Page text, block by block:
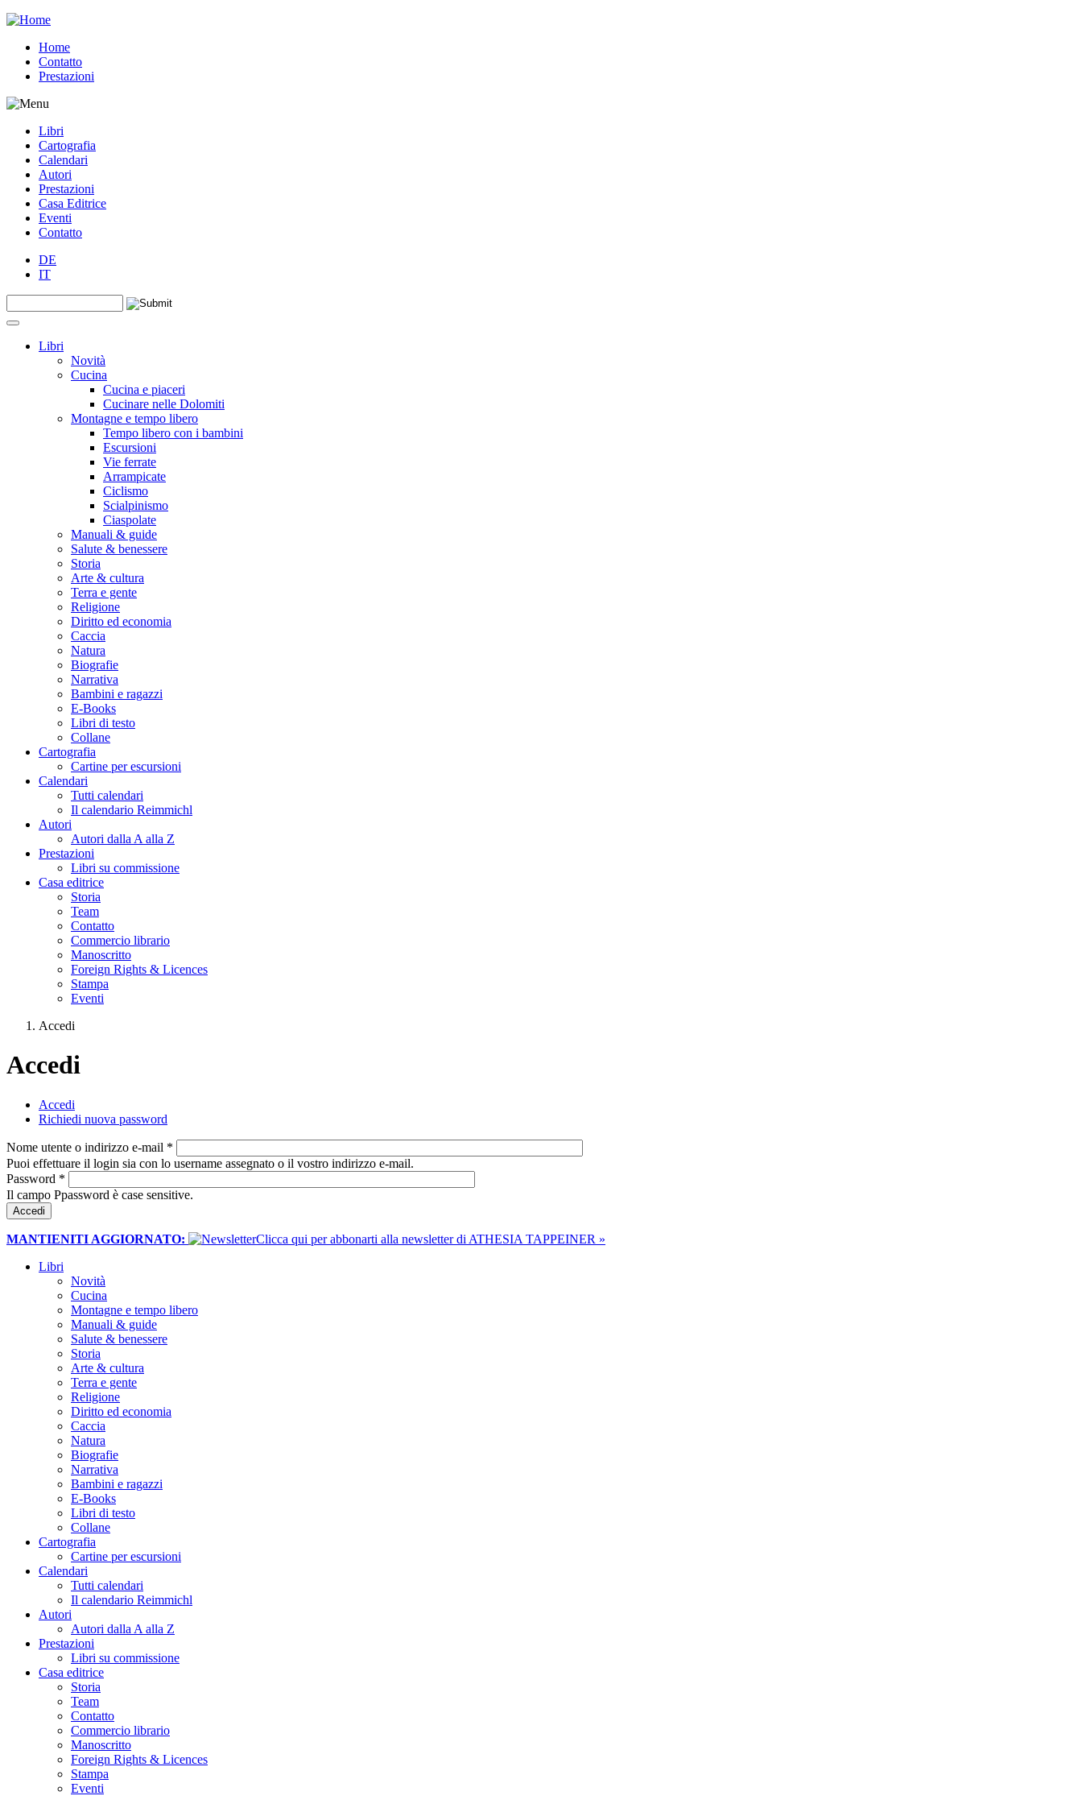
Jump to navigation
Home
Contatto
Prestazioni
Libri
Cartografia
Calendari
Autori
Prestazioni
Casa Editrice
Eventi
Contatto
DE
IT
Form di ricerca
Libri
Novità
Cucina
Cucina e piaceri
Cucinare nelle Dolomiti
Montagne e tempo libero
Tempo libero con i bambini
Escursioni
Vie ferrate
Arrampicate
Ciclismo
Scialpinismo
Ciaspolate
Manuali & guide
Salute & benessere
Storia
Arte & cultura
Terra e gente
Religione
Diritto ed economia
Caccia
Natura
Biografie
Narrativa
Bambini e ragazzi
E-Books
Libri di testo
Collane
Cartografia
Cartine per escursioni
Calendari
Tutti calendari
Il calendario Reimmichl
Autori
Autori dalla A alla Z
Prestazioni
Libri su commissione
Casa editrice
Storia
Team
Contatto
Commercio librario
Manoscritto
Foreign Rights & Licences
Stampa
Eventi
Accedi
Accedi
Schede primarie
Accedi
Richiedi nuova password
Nome utente o indirizzo e-mail *
Puoi effettuare il login sia con lo username assegnato o il vostro indirizzo e-mail.
Password *
Il campo Ppassword è case sensitive.
MANTIENITI AGGIORNATO:
​Clicca qui per abbonarti alla newsletter di ATHESIA TAPPEINER »
Libri
Novità
Cucina
Montagne e tempo libero
Manuali & guide
Salute & benessere
Storia
Arte & cultura
Terra e gente
Religione
Diritto ed economia
Caccia
Natura
Biografie
Narrativa
Bambini e ragazzi
E-Books
Libri di testo
Collane
Cartografia
Cartine per escursioni
Calendari
Tutti calendari
Il calendario Reimmichl
Autori
Autori dalla A alla Z
Prestazioni
Libri su commissione
Casa editrice
Storia
Team
Contatto
Commercio librario
Manoscritto
Foreign Rights & Licences
Stampa
Eventi